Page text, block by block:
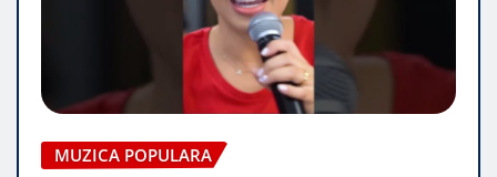
MUZICA POPULARA